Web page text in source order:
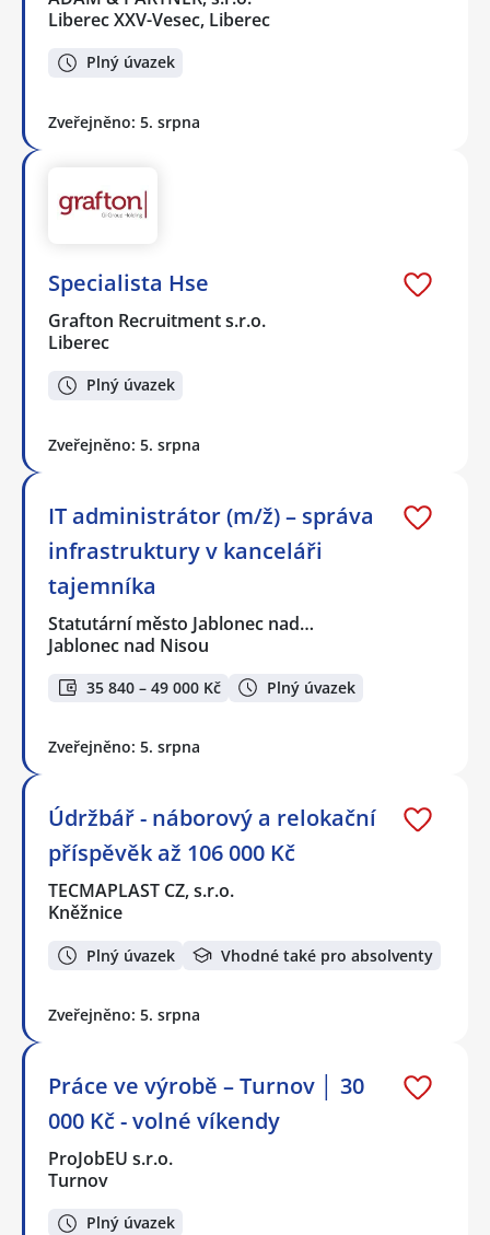
Liberec XXV-Vesec, Liberec
Plný úvazek
Zveřejněno: 5. srpna
Specialista Hse
Grafton Recruitment s.r.o.
Liberec
Plný úvazek
Zveřejněno: 5. srpna
IT administrátor (m/ž) – správa
infrastruktury v kanceláři
tajemníka
Statutární město Jablonec nad…
Jablonec nad Nisou
35 840 – 49 000 Kč Plný úvazek
Zveřejněno: 5. srpna
Údržbář - náborový a relokační
příspěvěk až 106 000 Kč
TECMAPLAST CZ, s.r.o.
Kněžnice
Plný úvazek Vhodné také pro absolventy
Zveřejněno: 5. srpna
Práce ve výrobě – Turnov │ 30
000 Kč - volné víkendy
ProJobEU s.r.o.
Turnov
Plný úvazek